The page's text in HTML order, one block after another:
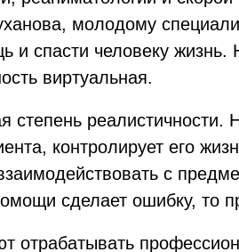
молодому
и спасти человеку
виртуальная.
реалистичности.
контролирует его
с
сделает ошибку, то
отрабатывать